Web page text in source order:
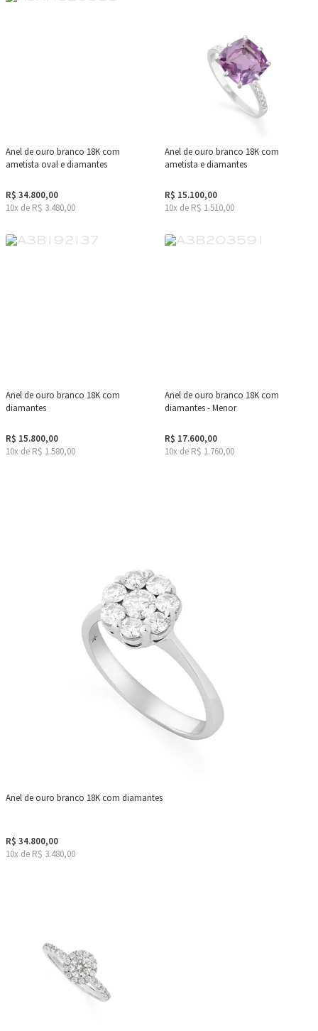
Anel de ouro branco 18K com
ametista oval e diamantes
R$ 34.800,00
10x de R$ 3.480,00
Anel de ouro branco 18K com
ametista e diamantes
R$ 15.100,00
10x de R$ 1.510,00
Anel de ouro branco 18K com
diamantes
R$ 15.800,00
10x de R$ 1.580,00
Anel de ouro branco 18K com
diamantes - Menor
R$ 17.600,00
10x de R$ 1.760,00
Anel de ouro branco 18K com diamantes
R$ 34.800,00
10x de R$ 3.480,00